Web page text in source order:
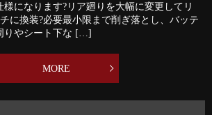
様になります?リア廻りを大幅に変更してリ
に換装?必要最小限まで削ぎ落とし、バッテ
りやシート下な […]
MORE